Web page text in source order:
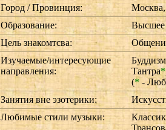
Город / Провинция:
Москва,
Образование:
Высшее
Цель знакомтсва:
Изучаемые/интересующие
направления:
Буддизм
Тантра*
(* -
Занятия вне эзотерики:
Любимые стили музыки: